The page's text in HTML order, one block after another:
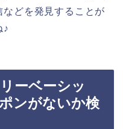
などを発見することが
♪
ーベーシッ
ンがないか検